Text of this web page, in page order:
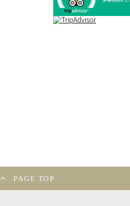
PAGE TOP